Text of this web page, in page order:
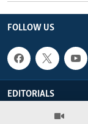
FOLLOW US
EDITORIALS